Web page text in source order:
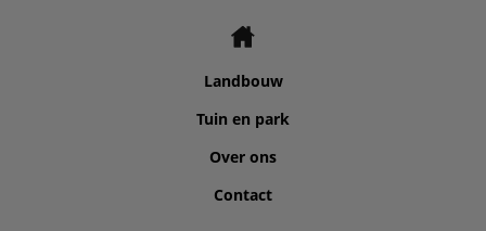
Landbouw
Tuin en park
Over ons
Contact